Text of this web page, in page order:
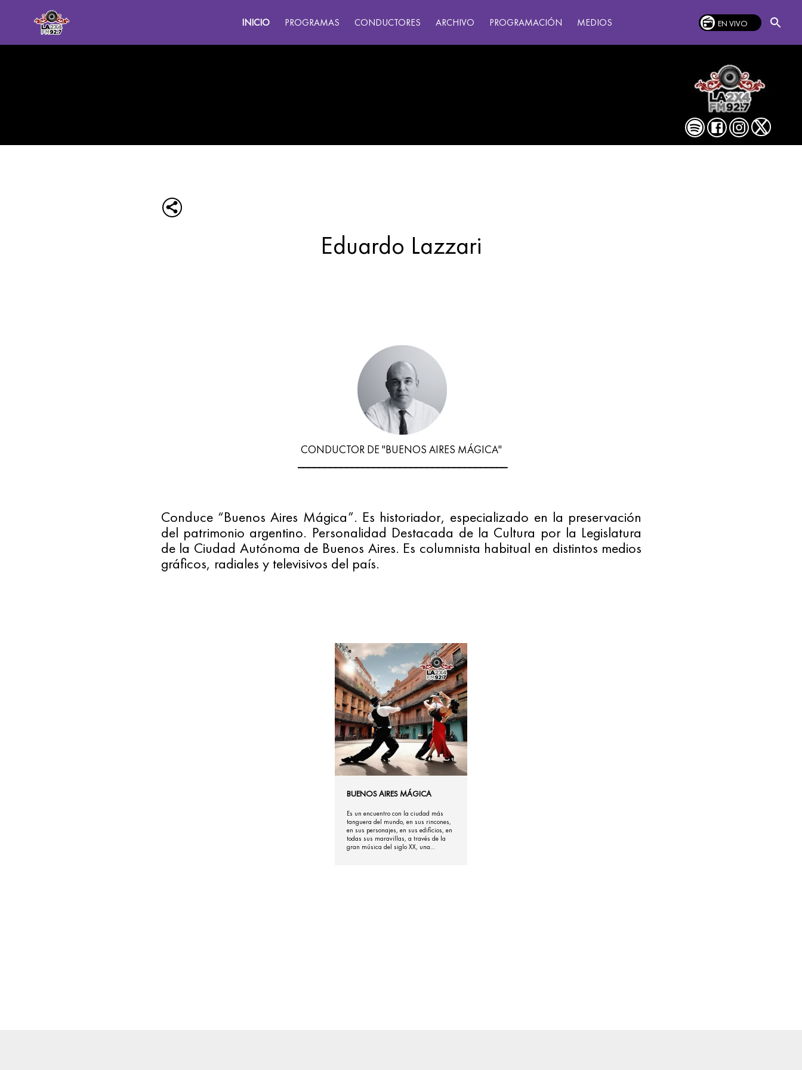
INICIO PROGRAMAS CONDUCTORES ARCHIVO PROGRAMACIÓN MEDIOS EN VIVO
Eduardo Lazzari
CONDUCTOR DE "BUENOS AIRES MÁGICA"
Conduce “Buenos Aires Mágica”. Es historiador, especializado en la preservación
del patrimonio argentino. Personalidad Destacada de la Cultura por la Legislatura
de la Ciudad Autónoma de Buenos Aires. Es columnista habitual en distintos medios
gráficos, radiales y televisivos del país.
BUENOS AIRES MÁGICA
Es un encuentro con la ciudad más
tanguera del mundo, en sus rincones,
en sus personajes, en sus edificios, en
todas sus maravillas, a través de la
gran música del siglo XX, una